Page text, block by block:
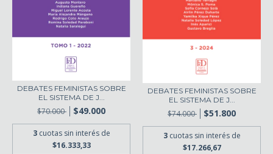
DEBATES FEMINISTAS SOBRE
EL SISTEMA DE J...
$70.000 $49.000
3 cuotas sin interés de
$16.333,33
DEBATES FEMINISTAS SOBRE
EL SISTEMA DE J...
$74.000 $51.800
3 cuotas sin interés de
$17.266,67